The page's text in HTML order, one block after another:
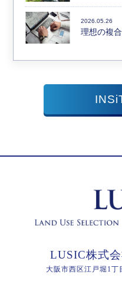
2026.05.26
理想の複
LUSIC株式
大阪市西区江戸堀1